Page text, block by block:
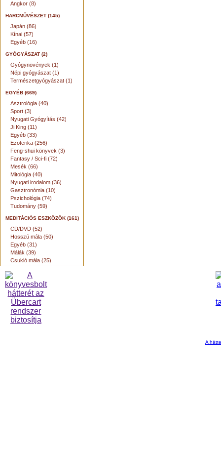
Angkor (8)
HARCMŰVÉSZET (145)
Japán (86)
Kínai (57)
Egyéb (16)
GYÓGYÁSZAT (2)
Gyógynövények (1)
Népi gyógyászat (1)
Természetgyógyászat (1)
EGYÉB (669)
Asztrológia (40)
Sport (3)
Nyugati Gyógyítás (42)
Ji King (11)
Egyéb (33)
Ezoterika (256)
Feng-shui könyvek (3)
Fantasy / Sci-fi (72)
Mesék (66)
Mitológia (40)
Nyugati irodalom (36)
Gasztronómia (10)
Pszichológia (74)
Tudomány (59)
MEDITÁCIÓS ESZKÖZÖK (161)
CD/DVD (52)
Hosszú mála (50)
Egyéb (31)
Málák (39)
Csukló mála (25)
A